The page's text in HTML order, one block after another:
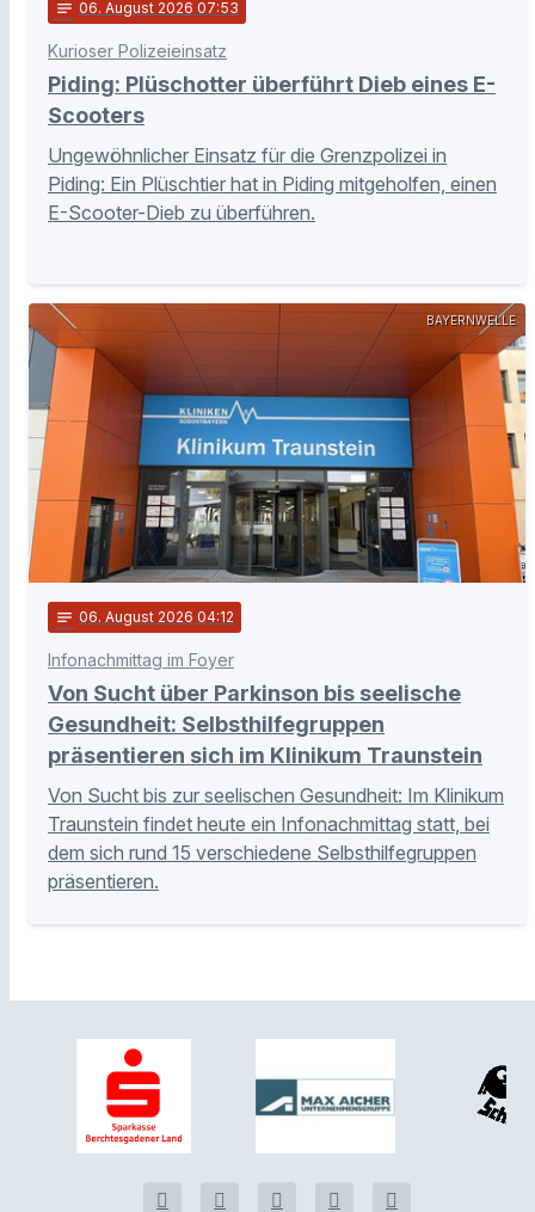
notes 06. August 2026 07:53
Kurioser Polizeieinsatz
Piding: Plüschotter überführt Dieb eines E-
Scooters
Ungewöhnlicher Einsatz für die Grenzpolizei in
Piding: Ein Plüschtier hat in Piding mitgeholfen, einen
E-Scooter-Dieb zu überführen.
BAYERNWELLE
notes 06. August 2026 04:12
Infonachmittag im Foyer
Von Sucht über Parkinson bis seelische
Gesundheit: Selbsthilfegruppen
präsentieren sich im Klinikum Traunstein
Von Sucht bis zur seelischen Gesundheit: Im Klinikum
Traunstein findet heute ein Infonachmittag statt, bei
dem sich rund 15 verschiedene Selbsthilfegruppen
präsentieren.